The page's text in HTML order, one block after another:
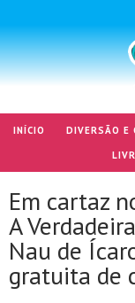
INÍCIO DIVERSÃO E
Em cartaz
A
Nau de
gratuita de